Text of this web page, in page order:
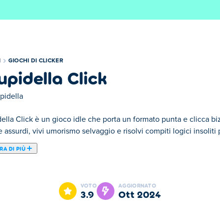
GIOCHI DI CLICKER
Click
Click è un gioco idle che porta un formato punta e clicca
assurdi, vivi umorismo selvaggio e risolvi compiti logici insoliti
DI PIÙ
folle gioco punta e clicca sulle avventure selvagge di
difficile con ogni sfida che passa. Se ti senti bloccato da
giusta. Riesci a trovare la strada attraverso tutti i test di
VOTO
3.9
AGGIORNATO
ott 2024